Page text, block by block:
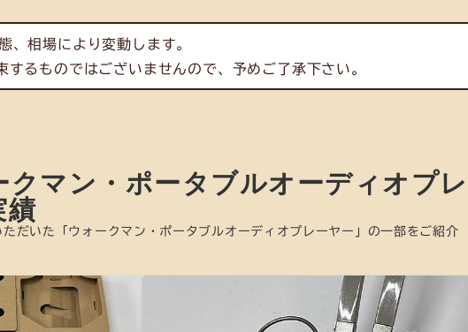
、相場により変動します。
するものではございませんので、予めご了承下さい。
クマン・ポータブルオーディオプレ
績
だいた「ウォークマン・ポータブルオーディオプレーヤー」の一部をご紹介